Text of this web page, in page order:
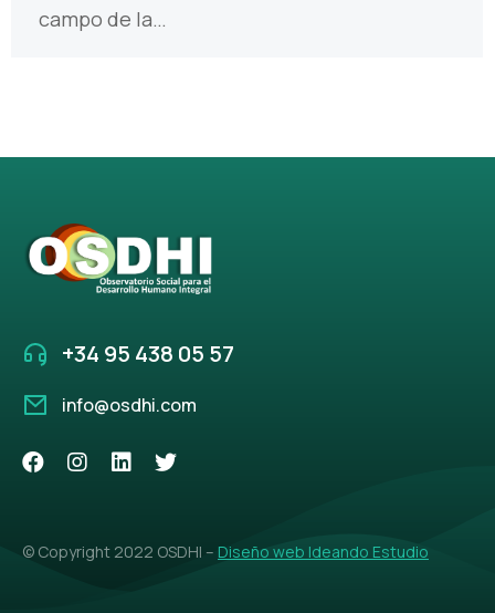
campo de la…
+34 95 438 05 57
info@osdhi.com
© Copyright 2022 OSDHI – Diseño web Ideando Estudio